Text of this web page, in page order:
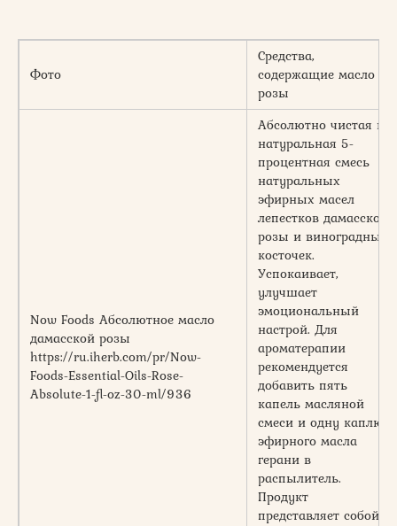
Фото
Средства,
содержащие масло
розы
Now Foods Абсолютное масло
дамасской розы
https://ru.iherb.com/pr/Now-
Foods-Essential-Oils-Rose-
Absolute-1-fl-oz-30-ml/936
Абсолютно чистая и
натуральная 5-
процентная смесь
натуральных
эфирных масел
лепестков дамасской
розы и виноградных
косточек.
Успокаивает,
улучшает
эмоциональный
настрой. Для
ароматерапии
рекомендуется
добавить пять
капель масляной
смеси и одну каплю
эфирного масла
герани в
распылитель.
Продукт
представляет собой